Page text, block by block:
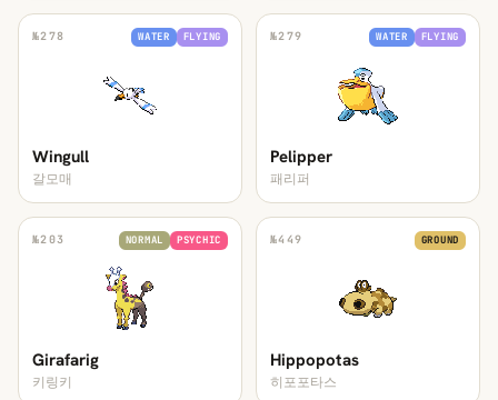
№278 WATER FLYING
Wingull
갈모매
№279 WATER FLYING
Pelipper
패리퍼
№203 NORMAL PSYCHIC
Girafarig
키링키
№449 GROUND
Hippopotas
히포포타스